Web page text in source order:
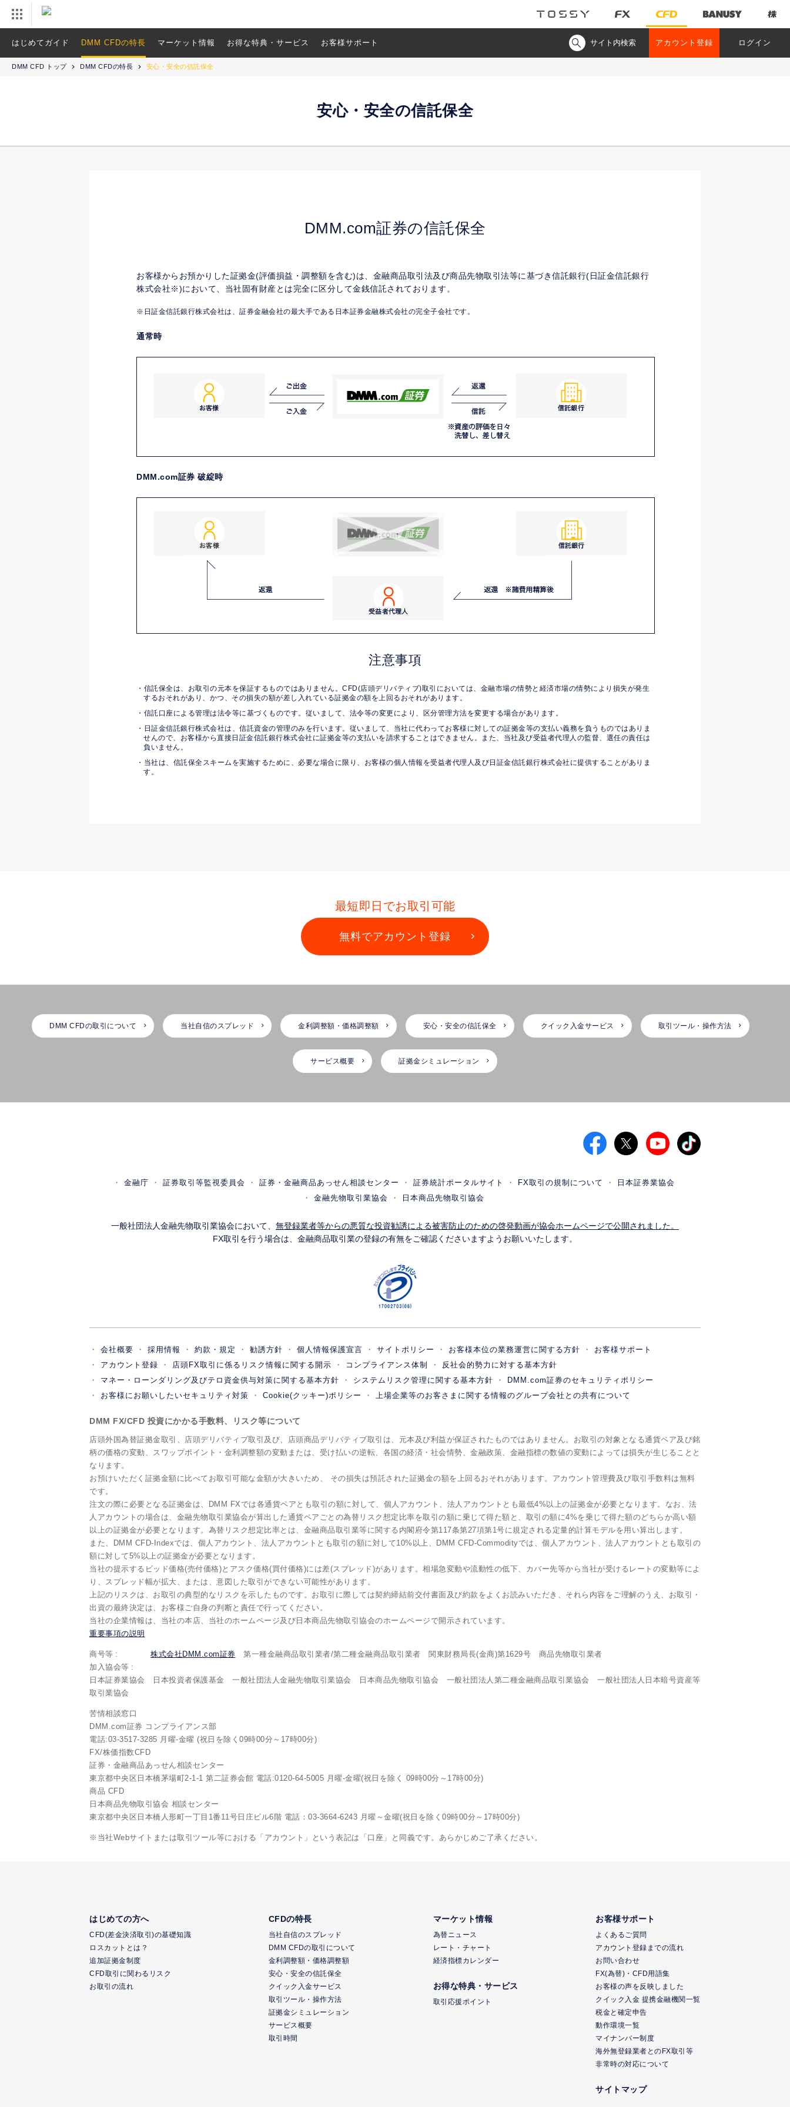
はじめてガイド DMM CFDの特長 マーケット情報 お得な特典・サービス お客様サポート サイト内検索 アカウント登録 ログイン
DMM CFD トップ DMM CFDの特長 安心・安全の信託保全
安心・安全の信託保全
DMM.com証券の信託保全
お客様からお預かりした証拠金(評価損益・調整額を含む)は、金融商品取引法及び商品先物取引法等に基づき信託銀行(日証金信託銀行
株式会社※)において、当社固有財産とは完全に区分して金銭信託されております。
日証金信託銀行株式会社は、証券金融会社の最大手である日本証券金融株式会社の完全子会社です。
通常時
DMM.com証券 破綻時
注意事項
信託保全は、お取引の元本を保証するものではありません。CFD(店頭デリバティブ)取引においては、金融市場の情勢と経済市場の情勢により損失が発生
するおそれがあり、かつ、その損失の額が差し入れている証拠金の額を上回るおそれがあります。
信託口座による管理は法令等に基づくものです。従いまして、法令等の変更により、区分管理方法を変更する場合があります。
日証金信託銀行株式会社は、信託資金の管理のみを行います。従いまして、当社に代わってお客様に対しての証拠金等の支払い義務を負うものではありま
せんので、お客様から直接日証金信託銀行株式会社に証拠金等の支払いを請求することはできません。また、当社及び受益者代理人の監督、選任の責任は
負いません。
当社は、信託保全スキームを実施するために、必要な場合に限り、お客様の個人情報を受益者代理人及び日証金信託銀行株式会社に提供することがありま
す。
最短即日でお取引可能
無料でアカウント登録
DMM CFDの取引について 当社自信のスプレッド 金利調整額・価格調整額 安心・安全の信託保全 クイック入金サービス 取引ツール・操作方法
サービス概要 証拠金シミュレーション
金融庁 証券取引等監視委員会 証券・金融商品あっせん相談センター 証券統計ポータルサイト FX取引の規制について
日本証券業協会
金融先物取引業協会
日本商品先物取引協会
一般社団法人金融先物取引業協会において、 無登録業者等からの悪質な投資勧誘による被害防止のための啓発動画が協会ホームページで公開されました。
FX取引を行う場合は、金融商品取引業の登録の有無をご確認くださいますようお願いいたします。
会社概要 採用情報 約款・規定 勧誘方針 個人情報保護宣言 サイトポリシー お客様本位の業務運営に関する方針
お客様サポート
アカウント登録
店頭FX取引に係るリスク情報に関する開示 コンプライアンス体制
反社会的勢力に対する基本方針
マネー・ローンダリング及びテロ資金供与対策に関する基本方針
システムリスク管理に関する基本方針
DMM.com証券のセキュリティポリシー
お客様にお願いしたいセキュリティ対策
Cookie(クッキー)ポリシー 上場企業等のお客さまに関する情報のグループ会社との共有について
DMM FX/CFD 投資にかかる手数料、リスク等について
店頭外国為替証拠金取引、店頭デリバティブ取引及び、店頭商品デリバティブ取引は、元本及び利益が保証されたものではありません。お取引の対象となる通貨ペア及び銘
柄の価格の変動、スワップポイント・金利調整額の変動または、受け払いの逆転、各国の経済・社会情勢、金融政策、金融指標の数値の変動によっては損失が生じることと
なります。
お預けいただく証拠金額に比べてお取引可能な金額が大きいため、 その損失は預託された証拠金の額を上回るおそれがあります。アカウント管理費及び取引手数料は無料
です。
注文の際に必要となる証拠金は、DMM FXでは各通貨ペアとも取引の額に対して、個人アカウント、法人アカウントとも最低4%以上の証拠金が必要となります。なお、法
人アカウントの場合は、金融先物取引業協会が算出した通貨ペアごとの為替リスク想定比率を取引の額に乗じて得た額と、取引の額に4%を乗じて得た額のどちらか高い額
以上の証拠金が必要となります。為替リスク想定比率とは、金融商品取引業等に関する内閣府令第117条第27項第1号に規定される定量的計算モデルを用い算出します。
また、DMM CFD-Indexでは、個人アカウント、法人アカウントとも取引の額に対して10%以上、DMM CFD-Commodityでは、個人アカウント、法人アカウントとも取引の
額に対して5%以上の証拠金が必要となります。
当社の提示するビッド価格(売付価格)とアスク価格(買付価格)には差(スプレッド)があります。相場急変動や流動性の低下、カバー先等から当社が受けるレートの変動等によ
り、スプレッド幅が拡大、または、意図した取引ができない可能性があります。
上記のリスクは、お取引の典型的なリスクを示したものです。お取引に際しては契約締結前交付書面及び約款をよくお読みいただき、それら内容をご理解のうえ、お取引・
出資の最終決定は、お客様ご自身の判断と責任で行ってください。
当社の企業情報は、当社の本店、当社のホームページ及び日本商品先物取引協会のホームページで開示されています。
重要事項の説明
商号等 株式会社DMM.com証券 第一種金融商品取引業者/第二種金融商品取引業者 関東財務局長(金商)第1629号 商品先物取引業者
加入協会等
日本証券業協会 日本投資者保護基金 一般社団法人金融先物取引業協会 日本商品先物取引協会 一般社団法人第二種金融商品取引業協会 一般社団法人日本暗号資産等
取引業協会
苦情相談窓口
DMM.com証券 コンプライアンス部
電話:03-3517-3285 月曜-金曜 (祝日を除く09時00分～17時00分)
FX/株価指数CFD
証券・金融商品あっせん相談センター
東京都中央区日本橋茅場町2-1-1 第二証券会館 電話:0120-64-5005 月曜-金曜(祝日を除く 09時00分～17時00分)
商品 CFD
日本商品先物取引協会 相談センター
東京都中央区日本橋人形町一丁目1番11号日庄ビル6階 電話：03-3664-6243 月曜～金曜(祝日を除く09時00分～17時00分)
※当社Webサイトまたは取引ツール等における「アカウント」という表記は「口座」と同義です。あらかじめご了承ください。
はじめての方へ
CFD(差金決済取引)の基礎知識
ロスカットとは？
追加証拠金制度
CFD取引に関わるリスク
お取引の流れ
CFDの特長
当社自信のスプレッド
DMM CFDの取引について
金利調整額・価格調整額
安心・安全の信託保全
クイック入金サービス
取引ツール・操作方法
証拠金シミュレーション
サービス概要
取引時間
マーケット情報
為替ニュース
レート・チャート
経済指標カレンダー
お得な特典・サービス
取引応援ポイント
お客様サポート
よくあるご質問
アカウント登録までの流れ
お問い合わせ
FX(為替)・CFD用語集
お客様の声を反映しました
クイック入金 提携金融機関一覧
税金と確定申告
動作環境一覧
マイナンバー制度
海外無登録業者とのFX取引等
非常時の対応について
サイトマップ